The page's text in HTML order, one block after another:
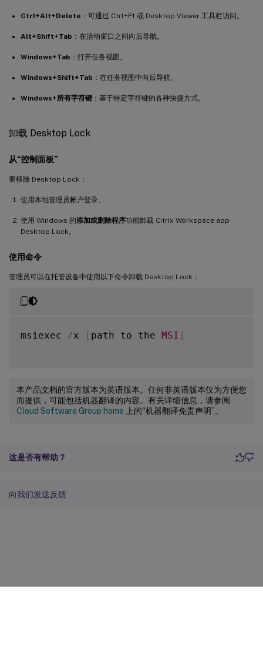
Ctrl+Alt+Delete ：可通过 Ctrl+F1 或 Desktop Viewer 工具栏访问。
Alt+Shift+Tab ：在活动窗口之间向后导航。
Windows+Tab ：打开任务视图。
Windows+Shift+Tab ：在任务视图中向后导航。
Windows+所有字符键 ：基于特定字符键的各种快捷方式。
卸载 Desktop Lock
从“控制面板”
要移除 Desktop Lock：
使用本地管理员帐户登录。
使用 Windows 的添加或删除程序功能卸载 Citrix Workspace app
Desktop Lock。
使用命令
管理员可以在托管设备中使用以下命令卸载 Desktop Lock：
msiexec /x [ path to the MSI ]
本产品文档的官方版本为英语版本。任何非英语版本仅为方便您
而提供，可能包括机器翻译的内容。有关详细信息，请参阅
Cloud Software Group home 上的“机器翻译免责声明”。
这是否有帮助？
向我们发送反馈